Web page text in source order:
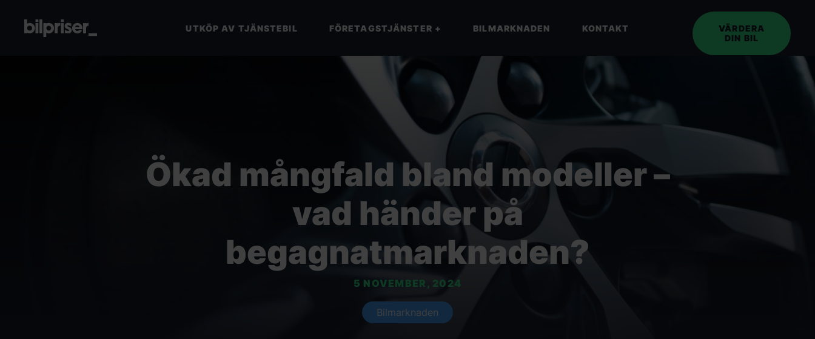
UTKÖP AV TJÄNSTEBIL FÖRETAGSTJÄNSTER + BILMARKNADEN KONTAKT
VÄRDERA
DIN BIL
Bilmarknaden
Ökad mångfald bland modeller –
vad händer på
begagnatmarknaden?
5 NOVEMBER, 2024
Bilmarknaden